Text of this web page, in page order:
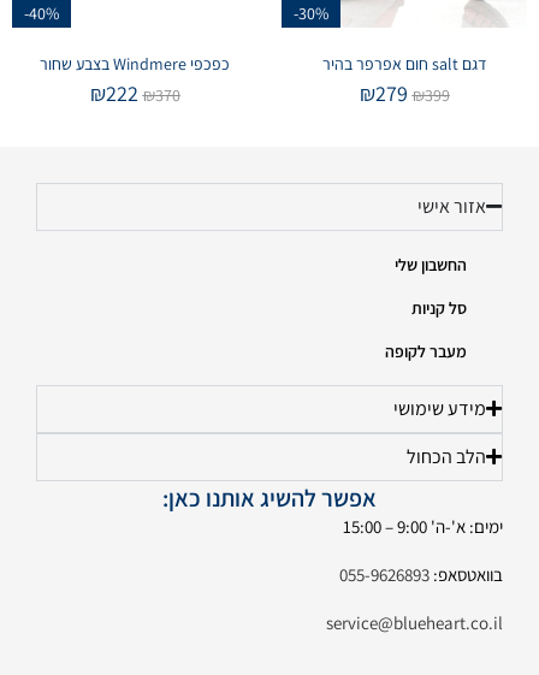
-30%
דגם salt חום אפרפר בהיר
₪399
₪279
-40%
כפכפי Windmere בצבע שחור
₪370
₪222
אזור אישי
החשבון שלי
סל קניות
מעבר לקופה
מידע שימושי
הלב הכחול
אפשר להשיג אותנו כאן:
ימים: א'-ה' 9:00 – 15:00
בוואטסאפ: 055-9626893
service@blueheart.co.il